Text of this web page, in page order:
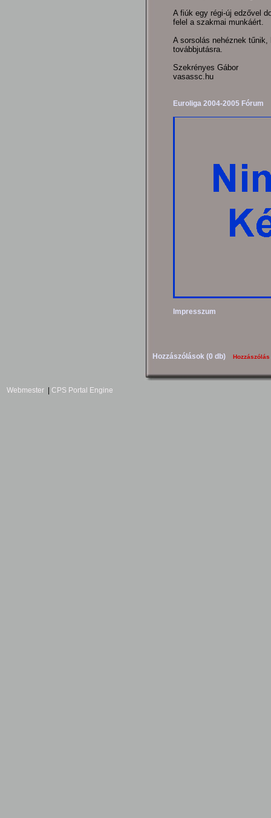
A fiúk egy régi-új edzővel
felel a szakmai munkáért.
A sorsolás nehéznek
továbbjutásra.
Szekrényes Gábor
vasassc.hu
Euroliga 2004-2005 Fórum
Impresszum
Hozzászólások (0 db) Hozzászólás
Webmester CPS Portal Engine